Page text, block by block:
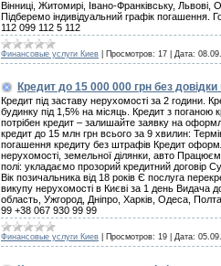
Вінниці, Житомирі, Івано-Франківську,
Підберемо індивідуальний графік погашення.
112 099 112 5 112
Финансовые услуги Киев Просмотров: 17 Дата:
Кредит до 15 000 000 грн без
Кредит під заставу нерухомості за 2 години.
будинку під 1,5% на місяць. Кредит з поганою
потрібен кредит – залишайте заявку на
кредит до 15 млн грн всього за 9 хвилин:
погашення кредиту без штрафів Кредит
нерухомості, земельної ділянки, авто
полі: укладаємо прозорий кредитний договір
Вік позичальника від 18 років Є послуга
викупу нерухомості в Києві за 1 день Видача
область, Ужгород, Дніпро, Харків, Одеса,
99 +38 067 930 99 99
Финансовые услуги Киев Просмотров: 19 Дата: